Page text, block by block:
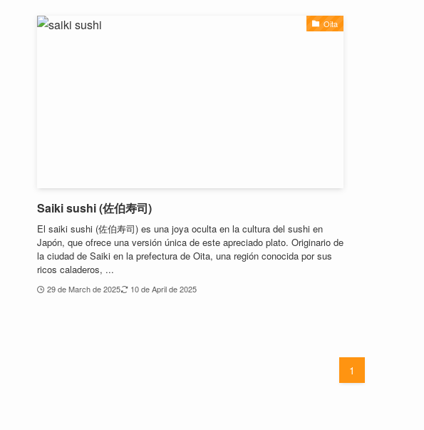
Oita
Saiki sushi (佐伯寿司)
El saiki sushi (佐伯寿司) es una joya oculta en la cultura del sushi en
Japón, que ofrece una versión única de este apreciado plato. Originario de
la ciudad de Saiki en la prefectura de Oita, una región conocida por sus
ricos caladeros, ...
29 de March de 2025 10 de April de 2025
1